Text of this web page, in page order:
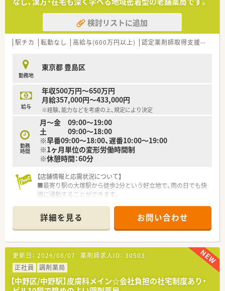
検討リストに追加
駅チカ 転勤なし 高給与(600万円以上) 認定薬剤師取得支援あり
勤務地
東京都 豊島区
給与
年収500万円～650万円
月給357,000円～433,000円
※経験、能力などを考慮の上、規定により決定
勤務
時間
月～金 09:00～19:00
土 09:00～18:00
※早番09:00～18:00、遅番10:00～19:00
※1ヶ月単位の変形労働時間制
※休憩時間：60分
【店舗情報と応需状況について】
■最寄り駅の大塚駅から徒歩2分という好立地で、雨の日でも快
適に通勤することができます。
方箋を応需している薬局です。
■1日の処方箋枚数は平均80枚から120枚で、薬剤師2～5名と事
務2名体制で対応しています。
【募集背景と求める人物像について】
■今回は欠員補充のための募集となり、地域医療に貢献する意欲
のある方を求めております。
■調剤経験が2年以上あり、薬剤師としての基本的な業務を一人
で遂行できる方を歓迎します。
詳細を見る お問い合わせ
更新日： 2026/08/07 薬剤師求人ID： 30503
正社員
調剤薬局
【中野区/中野駅】皮膚科メイン☆会社負担の社宅制度あり・